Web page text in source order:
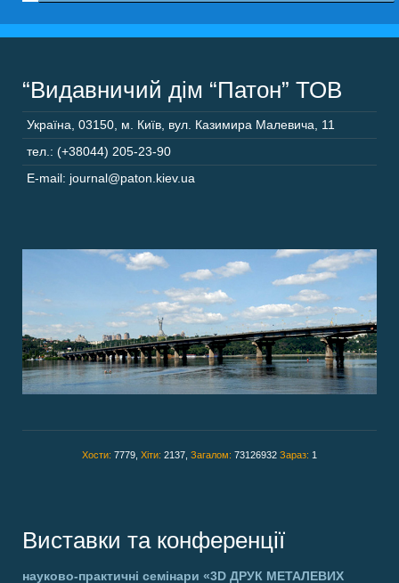
“Видавничий дім “Патон” ТОВ
Україна 03150 м. Київ, вул. Казимира Малевича, 11
тел.: (+38044) 205-23-90
E-mail: journal@paton.kiev.ua
Хости: 7779, Хіти: 2137, Загалом: 73126932 Зараз: 1
Виставки та конференції
науково-практичні семінари «3D ДРУК МЕТАЛЕВИХ